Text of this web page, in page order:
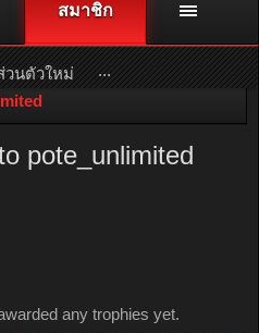
หรือโทร. 081-811-1138
ยดเพิ่มเติม คลิกที่นี่
pote_unlimited
any trophies yet.
สมาชิก
นตัวใหม่ ...